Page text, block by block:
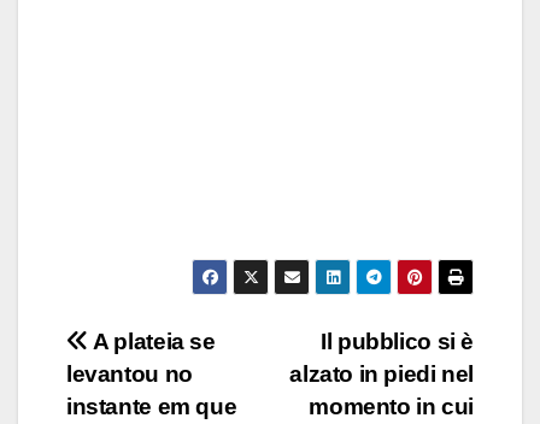
Post
navigation
Il pubblico si è
alzato in piedi nel
momento in cui
A plateia se
levantou no
instante em que